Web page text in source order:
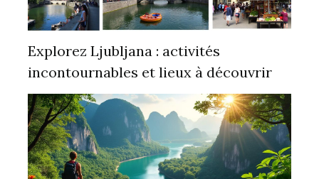
Explorez Ljubljana : activités
incontournables et lieux à découvrir